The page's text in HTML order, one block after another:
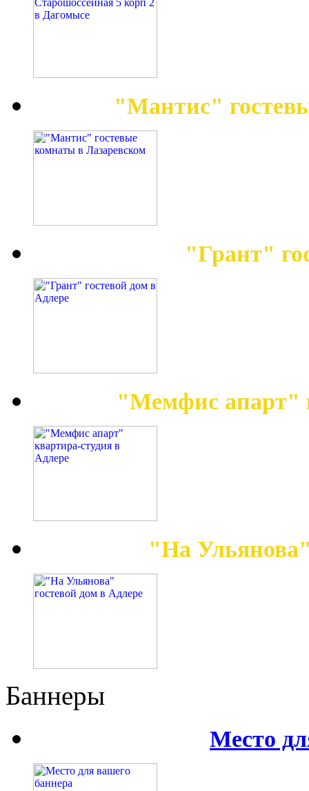
"Мантис"
"Грант"
"Мемфис апарт"
"На Ульянова"
Баннеры
Место